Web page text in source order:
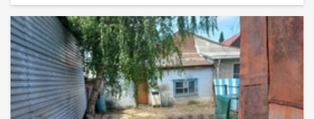
отопление печное, стоит новая современная печка, в комнате
всегда тепло. Канализация центральная. Имеется участок
земли под посадки и хоз. постройка для хранения. Площадь
Спартака в пешей доступности, где есть все магазины и
развязка общественного транспорта. Собственник один
взрослый. Долгов и обременений нет. По документам доля.
Более дешевых квадратных метров в городе нет, ближайшая
цена в 2 раза больше. Рядом с объектом находятся:1 школа,4
детских сада,4 спортивных учреждения. Возможен обмен на